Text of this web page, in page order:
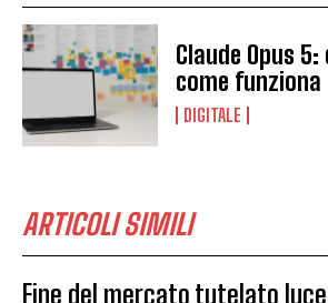
Claude Opus
come funziona
DIGITALE
ARTICOLI SIMILI
Fine del mercato tutelato